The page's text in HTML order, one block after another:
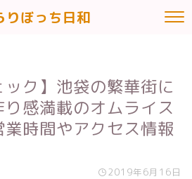
りぼっち日和
ック】池袋の繁華街に
感満載のオムライス
時間やアクセス情報
2019年6月16日